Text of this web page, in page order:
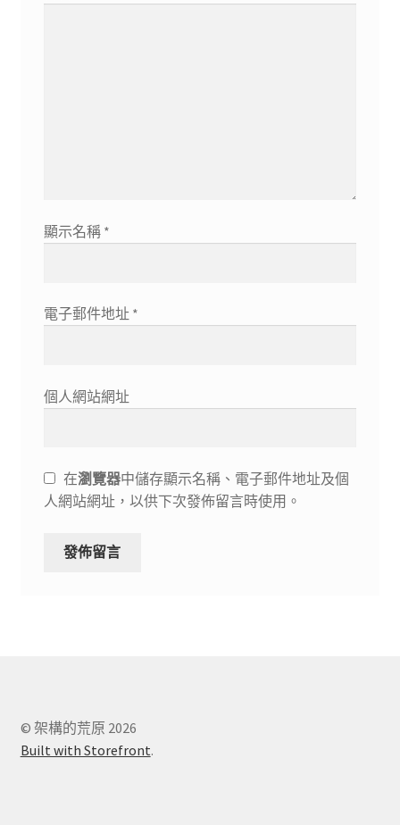
顯示名稱 *
電子郵件地址 *
個人網站網址
在瀏覽器中儲存顯示名稱、電子郵件地址及個
人網站網址，以供下次發佈留言時使用。
© 架構的荒原 2026
Built with Storefront.